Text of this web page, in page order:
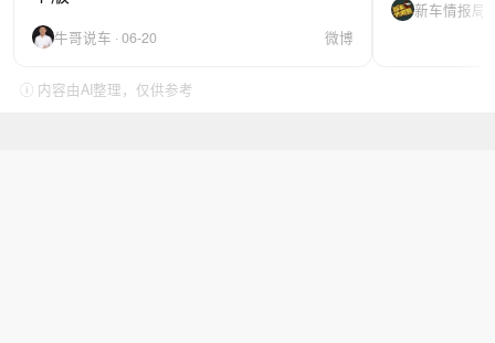
牛哥说车 · 06-20 微博
新车情报局
ⓘ 内容由AI整理，仅供参考